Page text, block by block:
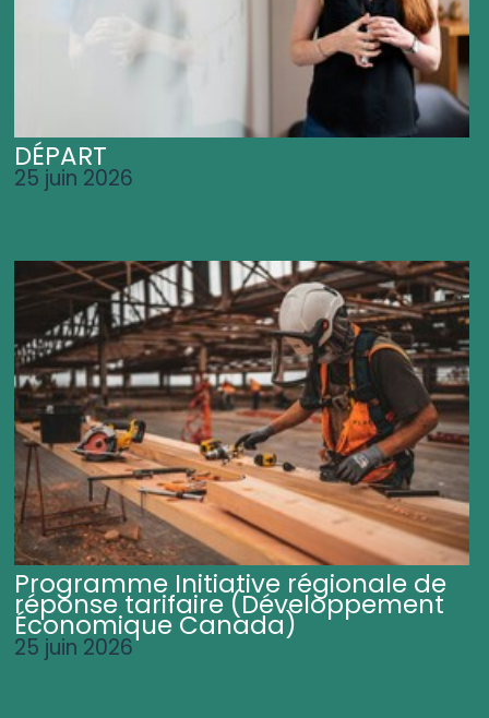
DÉPART
25 juin 2026
Programme Initiative régionale de
réponse tarifaire (Développement
Économique Canada)
25 juin 2026